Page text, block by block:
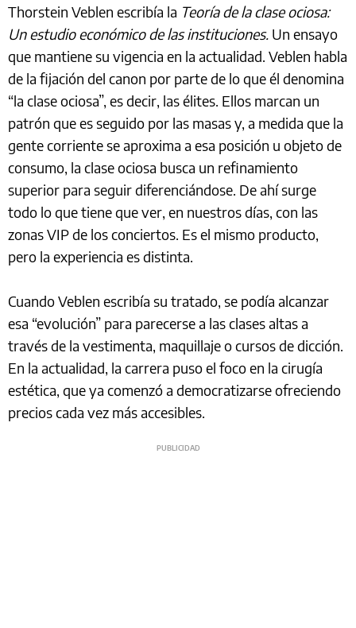
Thorstein Veblen escribía la Teoría de la clase ociosa:
Un estudio económico de las instituciones. Un ensayo
que mantiene su vigencia en la actualidad. Veblen habla
de la fijación del canon por parte de lo que él denomina
“la clase ociosa”, es decir, las élites. Ellos marcan un
patrón que es seguido por las masas y, a medida que la
gente corriente se aproxima a esa posición u objeto de
consumo, la clase ociosa busca un refinamiento
superior para seguir diferenciándose. De ahí surge
todo lo que tiene que ver, en nuestros días, con las
zonas VIP de los conciertos. Es el mismo producto,
pero la experiencia es distinta.
Cuando Veblen escribía su tratado, se podía alcanzar
esa “evolución” para parecerse a las clases altas a
través de la vestimenta, maquillaje o cursos de dicción.
En la actualidad, la carrera puso el foco en la cirugía
estética, que ya comenzó a democratizarse ofreciendo
precios cada vez más accesibles.